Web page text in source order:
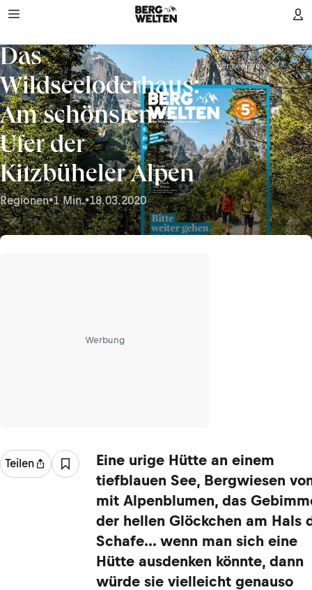
Das
Wildseeloderhaus:
Am schönsten
Ufer der
Kitzbüheler Alpen
Regionen•1 Min.•18.03.2020
Foto:
Bergwelten
Werbung
Teilen
Eine urige Hütte an einem
tiefblauen See, Bergwiesen
mit Alpenblumen, das
der hellen Glöckchen am Hals
Schafe... wenn man sich eine
Hütte ausdenken könnte, dann
würde sie vielleicht genauso